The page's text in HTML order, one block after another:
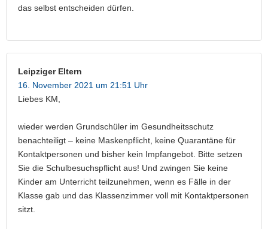
das selbst entscheiden dürfen.
Leipziger Eltern
16. November 2021 um 21:51 Uhr
Liebes KM,
wieder werden Grundschüler im Gesundheitsschutz
benachteiligt – keine Maskenpflicht, keine Quarantäne für
Kontaktpersonen und bisher kein Impfangebot. Bitte setzen
Sie die Schulbesuchspflicht aus! Und zwingen Sie keine
Kinder am Unterricht teilzunehmen, wenn es Fälle in der
Klasse gab und das Klassenzimmer voll mit Kontaktpersonen
sitzt.